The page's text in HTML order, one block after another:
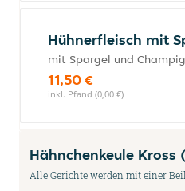
Hühnerfleisch mit
mit Spargel und
11,50 €
inkl. Pfand (0,00 €)
Hähnchenkeule Kross
Alle Gerichte werden mit einer